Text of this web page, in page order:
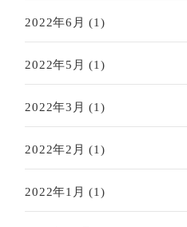
2022年6月 (1)
2022年5月 (1)
2022年3月 (1)
2022年2月 (1)
2022年1月 (1)